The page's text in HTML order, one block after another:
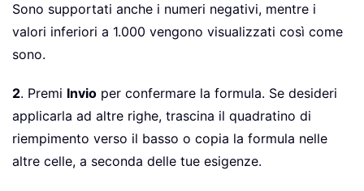
Sono supportati anche i numeri negativi, mentre i
valori inferiori a 1.000 vengono visualizzati così come
sono.
2. Premi Invio per confermare la formula. Se desideri
applicarla ad altre righe, trascina il quadratino di
riempimento verso il basso o copia la formula nelle
altre celle, a seconda delle tue esigenze.